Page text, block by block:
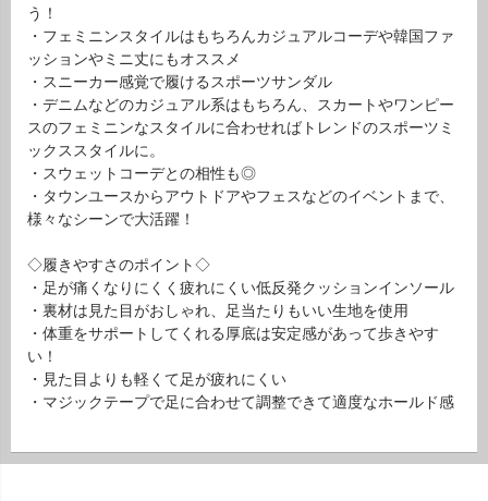
う！
・フェミニンスタイルはもちろんカジュアルコーデや韓国ファ
ッションやミニ丈にもオススメ
・スニーカー感覚で履けるスポーツサンダル
・デニムなどのカジュアル系はもちろん、スカートやワンピー
スのフェミニンなスタイルに合わせればトレンドのスポーツミ
ックススタイルに。
・スウェットコーデとの相性も◎
・タウンユースからアウトドアやフェスなどのイベントまで、
様々なシーンで大活躍！
◇履きやすさのポイント◇
・足が痛くなりにくく疲れにくい低反発クッションインソール
・裏材は見た目がおしゃれ、足当たりもいい生地を使用
・体重をサポートしてくれる厚底は安定感があって歩きやす
い！
・見た目よりも軽くて足が疲れにくい
・マジックテープで足に合わせて調整できて適度なホールド感